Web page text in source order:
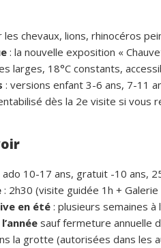
les chevaux, lions, rhinocéros
: la nouvelle exposition «
larges, 18°C constants,
: versions enfant 3-6 ans, 7-11
dès la 2e visite si vous
10-17 ans, gratuit -10 ans,
: 2h30 (visite guidée 1h +
en été : plusieurs semaines à
sauf fermeture annuelle
la grotte (autorisées dans les